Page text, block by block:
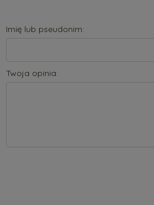
Imię lub pseudonim:
Twoja opinia: